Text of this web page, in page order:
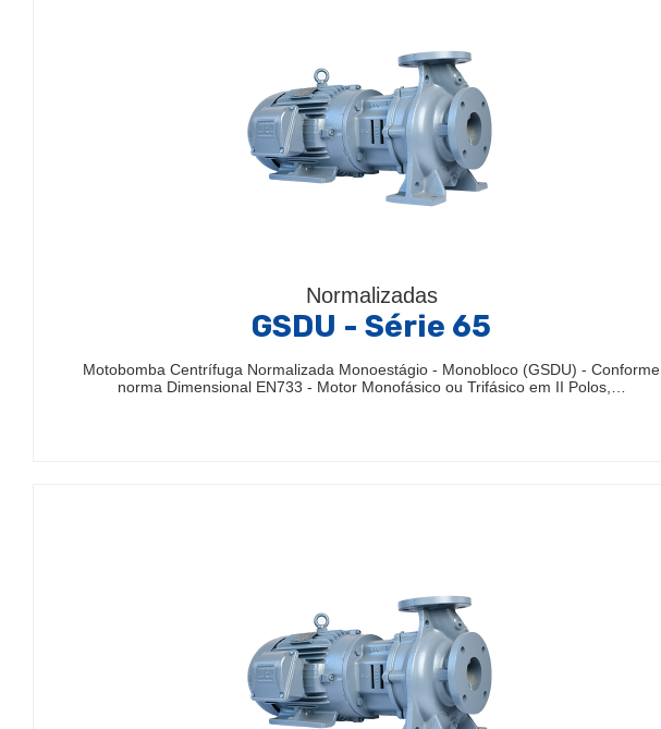
Normalizadas
GSDU - Série 65
Motobomba Centrífuga Normalizada Monoestágio - Monobloco (GSDU) - Conforme
norma Dimensional EN733 - Motor Monofásico ou Trifásico em II Polos,…